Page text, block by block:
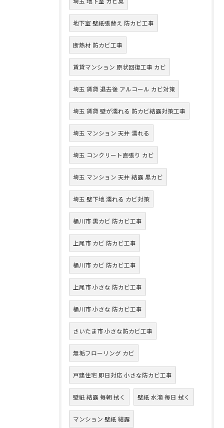
地下室 壁紙張替え 防カビ工事
断熱材 防カビ工事
賃貸マンション 原状回復工事 カビ
埼玉 賃貸 退去後 アルコール カビ対策
埼玉 賃貸 壁が濡れる 防カビ結露対策工事
埼玉 マンション 天井 濡れる
埼玉 コンクリート直張り カビ
埼玉 マンション 天井 結露 黒カビ
埼玉 壁下地 濡れる カビ対策
桶川市 黒カビ 防カビ工事
上尾市 カビ 防カビ工事
桶川市 カビ 防カビ工事
上尾市 小さな 防カビ工事
桶川市 小さな 防カビ工事
さいたま市 小さな防カビ工事
無垢フローリング カビ
戸建住宅 即日対応 小さな防カビ工事
壁紙 結露 毎朝 拭く 壁紙 水滴 毎日 拭く
マンション 壁紙 結露